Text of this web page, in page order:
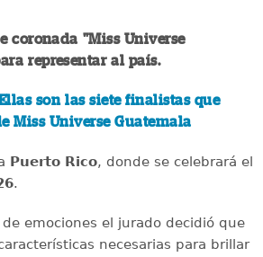
coronada "Miss Universe
representar al país.
son las siete finalistas que
Miss Universe Guatemala
Puerto Rico, donde se celebrará el
.
emociones el jurado decidió que
necesarias para brillar